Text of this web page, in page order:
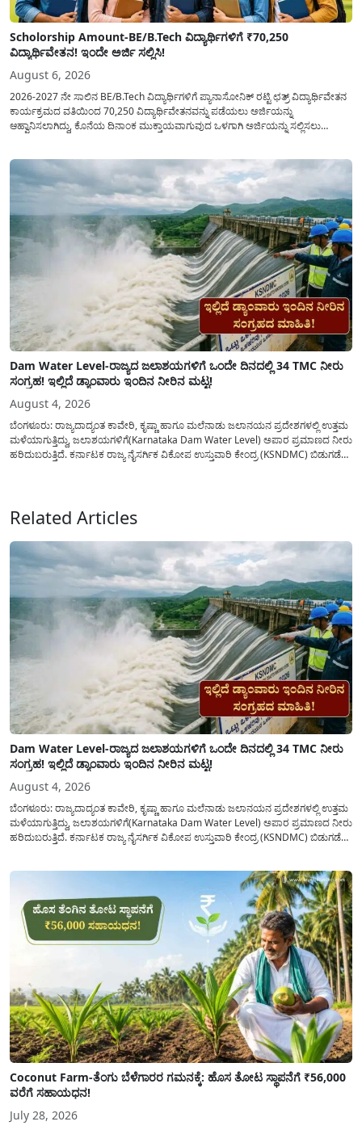
Scholorship Amount-BE/B.Tech ವಿದ್ಯಾರ್ಥಿಗಳಿಗೆ ₹70,250
ವಿದ್ಯಾರ್ಥಿವೇತನ! ಇಂದೇ ಅರ್ಜಿ ಸಲ್ಲಿಸಿ!
August 6, 2026
2026-2027 ನೇ ಸಾಲಿನ BE/B.Tech ವಿದ್ಯಾರ್ಥಿಗಳಿಗೆ ಪ್ಯಾನಾಸೋನಿಕ್ ರಟ್ಟಿ ಛತ್ರ್ ವಿದ್ಯಾರ್ಥಿವೇತನ
ಕಾರ್ಯಕ್ರಮದ ವತಿಯಿಂದ 70,250 ವಿದ್ಯಾರ್ಥಿವೇತನವನ್ನು ಪಡೆಯಲು ಅರ್ಜಿಯನ್ನು
ಆಹ್ವಾನಿಸಲಾಗಿದ್ದು, ಕೊನೆಯ ದಿನಾಂಕ ಮುಕ್ತಾಯವಾಗುವುದ ಒಳಗಾಗಿ ಅರ್ಜಿಯನ್ನು ಸಲ್ಲಿಸಲು
ಜಾರಿಗೆ...
Dam Water Level-ರಾಜ್ಯದ ಜಲಾಶಯಗಳಿಗೆ ಒಂದೇ ದಿನದಲ್ಲಿ 34 TMC ನೀರು
ಸಂಗ್ರಹ! ಇಲ್ಲಿದೆ ಡ್ಯಾಂವಾರು ಇಂದಿನ ನೀರಿನ ಮಟ್ಟ!
August 4, 2026
ಬೆಂಗಳೂರು: ರಾಜ್ಯದಾದ್ಯಂತ ಕಾವೇರಿ, ಕೃಷ್ಣಾ ಹಾಗೂ ಮಲೆನಾಡು ಜಲಾನಯನ ಪ್ರದೇಶಗಳಲ್ಲಿ ಉತ್ತಮ
ಮಳೆಯಾಗುತ್ತಿದ್ದು, ಜಲಾಶಯಗಳಿಗೆ(Karnataka Dam Water Level) ಅಪಾರ ಪ್ರಮಾಣದ ನೀರು
ಹರಿದುಬರುತ್ತಿದೆ. ಕರ್ನಾಟಕ ರಾಜ್ಯ ನೈಸರ್ಗಿಕ ವಿಕೋಪ ಉಸ್ತುವಾರಿ ಕೇಂದ್ರ (KSNDMC) ಬಿಡುಗಡೆ
Related Articles
Dam Water Level-ರಾಜ್ಯದ ಜಲಾಶಯಗಳಿಗೆ ಒಂದೇ ದಿನದಲ್ಲಿ 34 TMC ನೀರು
ಸಂಗ್ರಹ! ಇಲ್ಲಿದೆ ಡ್ಯಾಂವಾರು ಇಂದಿನ ನೀರಿನ ಮಟ್ಟ!
August 4, 2026
ಬೆಂಗಳೂರು: ರಾಜ್ಯದಾದ್ಯಂತ ಕಾವೇರಿ, ಕೃಷ್ಣಾ ಹಾಗೂ ಮಲೆನಾಡು ಜಲಾನಯನ ಪ್ರದೇಶಗಳಲ್ಲಿ ಉತ್ತಮ
ಮಳೆಯಾಗುತ್ತಿದ್ದು, ಜಲಾಶಯಗಳಿಗೆ(Karnataka Dam Water Level) ಅಪಾರ ಪ್ರಮಾಣದ ನೀರು
ಹರಿದುಬರುತ್ತಿದೆ. ಕರ್ನಾಟಕ ರಾಜ್ಯ ನೈಸರ್ಗಿಕ ವಿಕೋಪ ಉಸ್ತುವಾರಿ ಕೇಂದ್ರ (KSNDMC) ಬಿಡುಗಡೆ
Coconut Farm-ತೆಂಗು ಬೆಳೆಗಾರರ ಗಮನಕ್ಕೆ: ಹೊಸ ತೋಟ ಸ್ಥಾಪನೆಗೆ ₹56,000
ವರೆಗೆ ಸಹಾಯಧನ!
July 28, 2026